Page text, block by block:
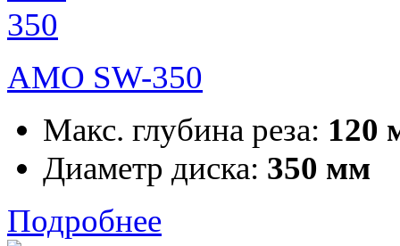
AMO SW-350
Макс. глубина реза: 120
Диаметр диска: 350 мм
Подробнее